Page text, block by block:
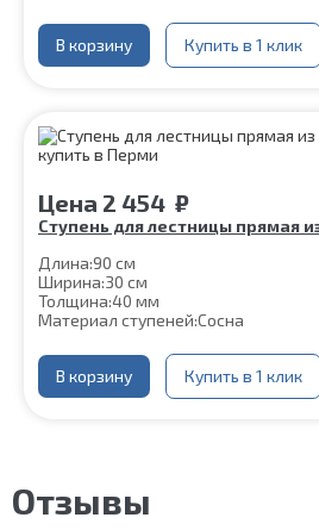
В корзину Купить в 1 клик
Цена 2 454 ₽
Ступень для лестницы прямая
Длина:90 см
Ширина:30 см
Толщина:40 мм
Материал ступеней:Сосна
В корзину Купить в 1 клик
Отзывы